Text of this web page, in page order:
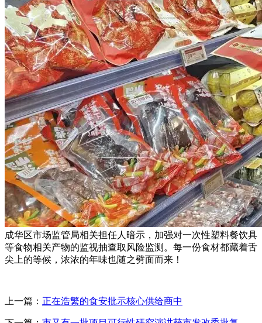
成华区市场监管局相关担任人暗示，加强对一次性塑料餐饮具
等食物相关产物的监视抽查取风险监测。每一份食材都藏着舌
尖上的等候，浓浓的年味也随之劈面而来！
上一篇： 正在浩繁的食安批示核心供给商中